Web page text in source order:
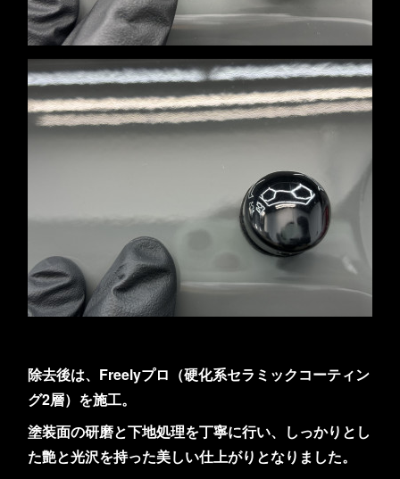
除去後は、Freelyプロ（硬化系セラミックコーティン
グ2層）を施工。
塗装面の研磨と下地処理を丁寧に行い、しっかりとし
た艶と光沢を持った美しい仕上がりとなりました。